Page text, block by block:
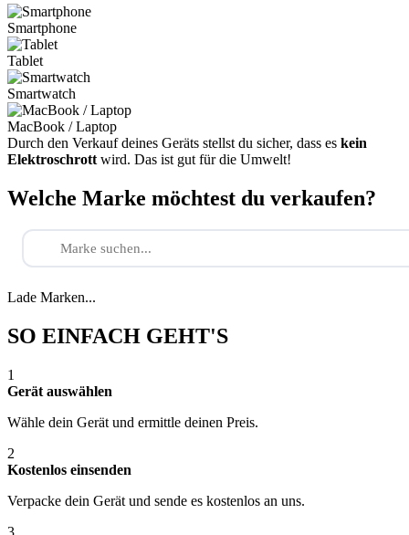
Smartphone
Tablet
Smartwatch
MacBook / Laptop
Durch den Verkauf deines Geräts stellst du sicher, dass es kein
Elektroschrott wird. Das ist gut für die Umwelt!
Welche Marke möchtest du verkaufen?
Lade Marken...
SO EINFACH GEHT'S
1
Gerät auswählen
Wähle dein Gerät und ermittle deinen Preis.
2
Kostenlos einsenden
Verpacke dein Gerät und sende es kostenlos an uns.
3